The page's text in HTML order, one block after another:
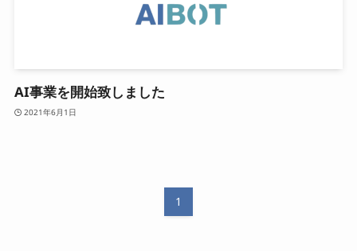
お知らせ
採用情報
AI事業を開始致しました
2021年6月1日
1